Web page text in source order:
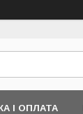
І ОПЛАТА